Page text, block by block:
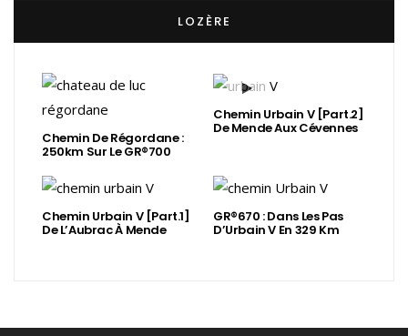
LOZÈRE
Chemin De Régordane :
250km Sur Le GR®700
Chemin Urbain V [Part.2]
De Mende Aux Cévennes
Chemin Urbain V [Part.1]
De L’Aubrac À Mende
GR®670 : Dans Les Pas
D’Urbain V En 329 Km